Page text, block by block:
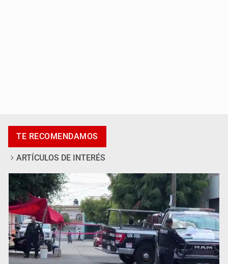
Asesinan a tres luego de dos ataques armados
TE RECOMENDAMOS
ARTÍCULOS DE INTERÉS